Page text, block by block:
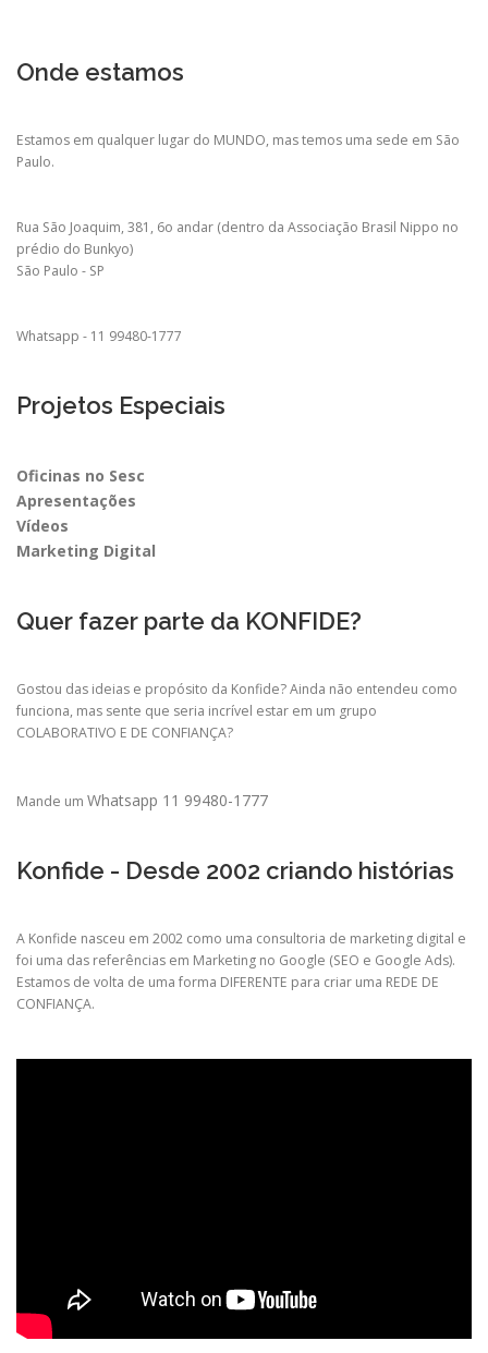
Onde estamos
Estamos em qualquer lugar do MUNDO, mas temos uma sede em São
Paulo.
Rua São Joaquim, 381, 6o andar (dentro da Associação Brasil Nippo no
prédio do Bunkyo)
São Paulo - SP
Whatsapp - 11 99480-1777
Projetos Especiais
Oficinas no Sesc
Apresentações
Vídeos
Marketing Digital
Quer fazer parte da KONFIDE?
Gostou das ideias e propósito da Konfide? Ainda não entendeu como
funciona, mas sente que seria incrível estar em um grupo
COLABORATIVO E DE CONFIANÇA?
Mande um Whatsapp 11 99480-1777
Konfide - Desde 2002 criando histórias
A Konfide nasceu em 2002 como uma consultoria de marketing digital e
foi uma das referências em Marketing no Google (SEO e Google Ads).
Estamos de volta de uma forma DIFERENTE para criar uma REDE DE
CONFIANÇA.